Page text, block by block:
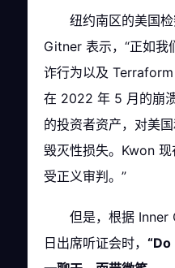
纽约南区的美国
Gitner 表示，“正如我
诈行为以及
在 2022 年 5 月的崩
的投资者资产，对美
毁灭性损失。Kwon
受正义审判。”
但是，根据 Inner
日出席听证会时，“Do